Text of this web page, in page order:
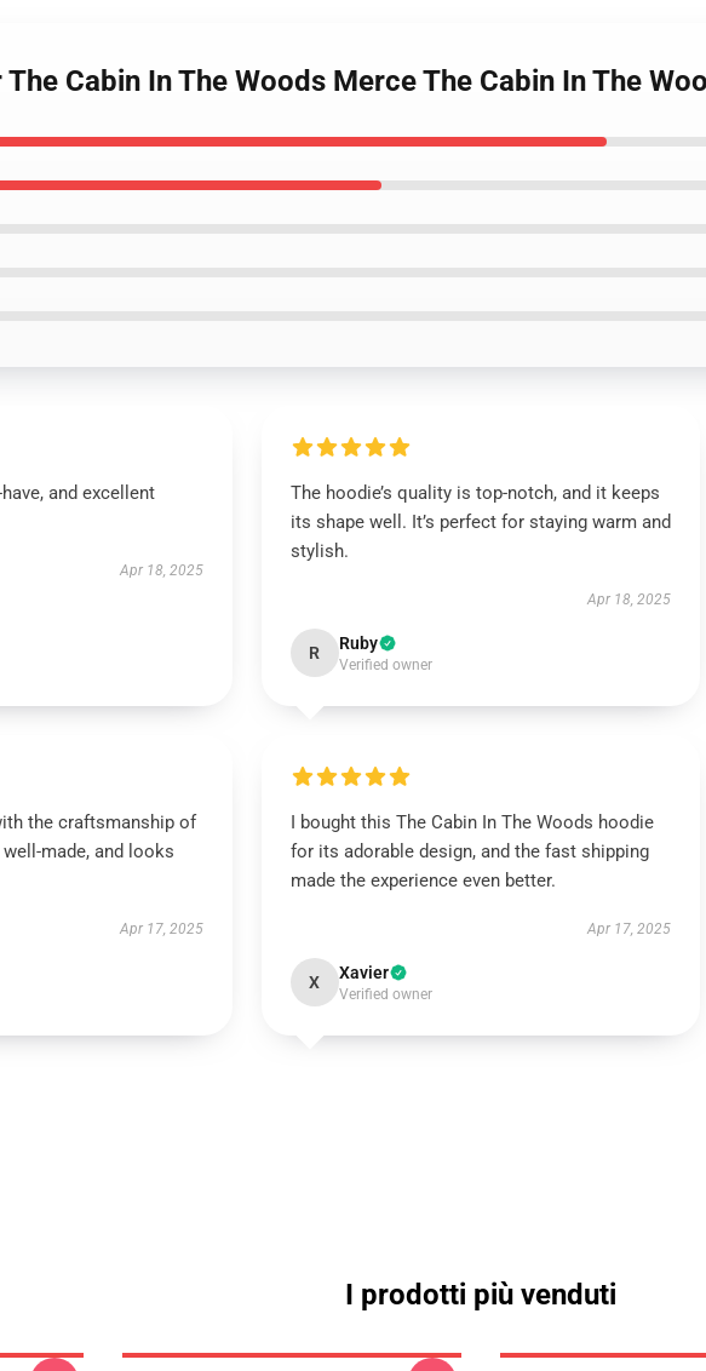
Cabin In The Woods Merce The Cabin In The
and excellent
Apr 18, 2025
The hoodie’s quality is top-notch, and it keeps
its shape well. It’s perfect for staying warm and
stylish.
Apr 18, 2025
R Ruby
Verified owner
the craftsmanship of
made, and looks
Apr 17, 2025
I bought this The Cabin In The Woods hoodie
for its adorable design, and the fast shipping
made the experience even better.
Apr 17, 2025
X Xavier
Verified owner
I prodotti più venduti